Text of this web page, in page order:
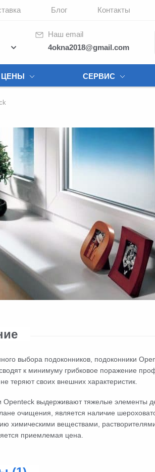
Блог Контакты
Наш email
4okna2018@gmail.com
ЦЕНЫ СЕРВИС
выбора подоконников, подоконники
к минимуму грибковое поражение
не теряют своих внешних характеристик.
Openteck выдерживают тяжелые элементы
очищения, является наличие
химическими веществами,
приемлемая цена.